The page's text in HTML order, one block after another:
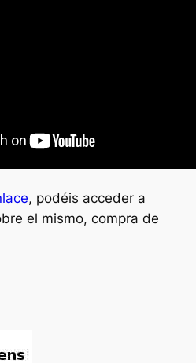
, podéis acceder a
el mismo, compra de